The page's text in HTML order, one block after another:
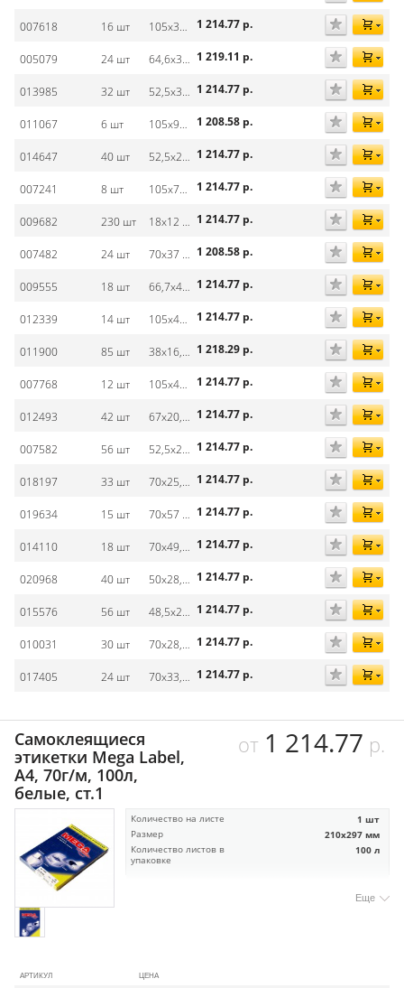
007618 16 шт 1 214.77 р.
005079 24 шт 1 219.11 р.
013985 32 шт 1 214.77 р.
011067 6 шт 1 208.58 р.
014647 40 шт 1 214.77 р.
007241 8 шт 1 214.77 р.
009682 230 шт 1 214.77 р.
007482 24 шт 1 208.58 р.
009555 18 шт 1 214.77 р.
012339 14 шт 1 214.77 р.
011900 85 шт 1 218.29 р.
007768 12 шт 1 214.77 р.
012493 42 шт 1 214.77 р.
007582 56 шт 1 214.77 р.
018197 33 шт 1 214.77 р.
019634 15 шт 1 214.77 р.
014110 18 шт 1 214.77 р.
020968 40 шт 1 214.77 р.
015576 56 шт 1 214.77 р.
010031 30 шт 1 214.77 р.
017405 24 шт 1 214.77 р.
Самоклеящиеся
этикетки Mega Label,
А4, 70г/м, 100л,
белые, ст.1
от 1 214.77 р.
Количество на листе 1 шт
Размер 210х297 мм
Количество листов в
упаковке
100 л
Еще
АРТИКУЛ ЦЕНА